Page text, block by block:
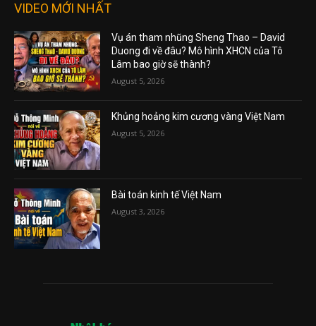
VIDEO MỚI NHẤT
Vụ án tham nhũng Sheng Thao – David
Duong đi về đâu? Mô hình XHCN của Tô
Lâm bao giờ sẽ thành?
August 5, 2026
Khủng hoảng kim cương vàng Việt Nam
August 5, 2026
Bài toán kinh tế Việt Nam
August 3, 2026